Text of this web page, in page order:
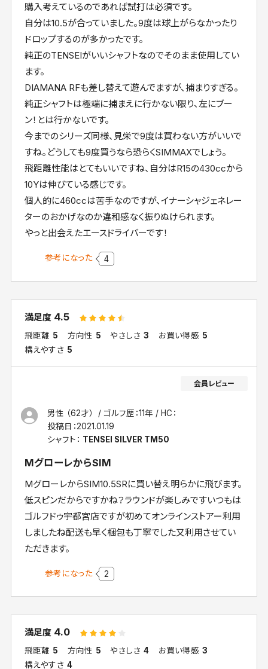
購入考えているのであれば試打は必須です。
自分は10.5が合っていました。9度は球上がらなかったり
ドロップするのが多かったです。
純正のTENSEIがいいシャフトなのでそのまま使用してい
ます。
DIAMANA RFも差し替えて遊んでますが、捕まりすぎる。
純正シャフトは極端に捕まえに行かない限り、左にブー
ン！とは行かないです。
今までのシリーズ同様、見栄で9度は買わない方がいいで
すね。どうしても9度買うなら恐らくSIMMAXでしょう。
飛距離性能はとてもいいですね、自分はR15の430ccから
10Yは伸びている感じです。
個人的に460ccは苦手なのですが、イナーシャジェネレー
ターのおかげなのか違和感なく振りぬけられます。
やっと出会えたエースドライバーです！
参考になった 4
満足度 4.5
飛距離 5 方向性 5 やさしさ 3 お買い得感 5
構えやすさ 5
男性 （62才） ゴルフ歴：11年
HC：
投稿日：2021.01.19
シャフト： TENSEI SILVER TM50
MグローレからSIM
MグローレからSIM10.5SRに買い替え明らかに飛びます。
低スピンだからですかね？ラウンドが楽しみですいつもは
ゴルフドゥ宇都宮店ですが初めてオンラインストアー利用
しましたね配送も早く梱包も丁寧でした又利用させてい
ただきます。
参考になった 2
満足度 4.0
飛距離 5 方向性 5 やさしさ 4 お買い得感 3
構えやすさ 4